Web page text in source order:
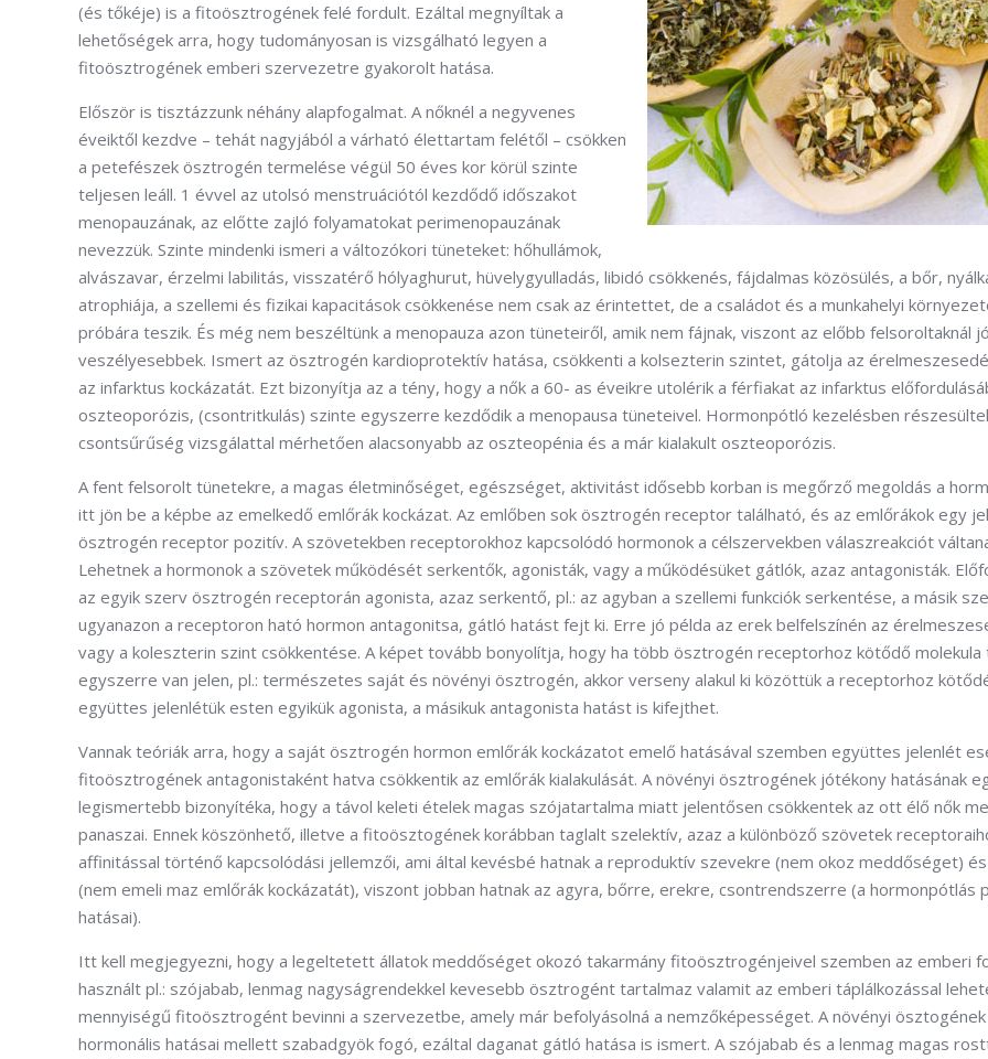
(és tőkéje) is a fitoösztrogének felé fordult. Ezáltal megnyíltak a
lehetőségek arra, hogy tudományosan is vizsgálható legyen a
fitoösztrogének emberi szervezetre gyakorolt hatása.
Először is tisztázzunk néhány alapfogalmat. A nőknél a negyvenes
éveiktől kezdve – tehát nagyjából a várható élettartam felétől – csökken
a petefészek ösztrogén termelése végül 50 éves kor körül szinte
teljesen leáll. 1 évvel az utolsó menstruációtól kezdődő időszakot
menopauzának, az előtte zajló folyamatokat perimenopauzának
nevezzük. Szinte mindenki ismeri a változókori tüneteket: hőhullámok,
alvászavar, érzelmi labilitás, visszatérő hólyaghurut, hüvelygyulladás, libidó csökkenés, fájdalmas közösülés, a bőr,
atrophiája, a szellemi és fizikai kapacitások csökkenése nem csak az érintettet, de a családot és a munkahelyi
próbára teszik. És még nem beszéltünk a menopauza azon tüneteiről, amik nem fájnak, viszont az előbb felsoroltaknál
veszélyesebbek. Ismert az ösztrogén kardioprotektív hatása, csökkenti a kolsezterin szintet, gátolja az
az infarktus kockázatát. Ezt bizonyítja az a tény, hogy a nők a 60- as éveikre utolérik a férfiakat az infarktus
oszteoporózis, (csontritkulás) szinte egyszerre kezdődik a menopausa tüneteivel. Hormonpótló kezelésben
csontsűrűség vizsgálattal mérhetően alacsonyabb az oszteopénia és a már kialakult oszteoporózis.
A fent felsorolt tünetekre, a magas életminőséget, egészséget, aktivitást idősebb korban is megőrző megoldás a
itt jön be a képbe az emelkedő emlőrák kockázat. Az emlőben sok ösztrogén receptor található, és az emlőrákok egy
ösztrogén receptor pozitív. A szövetekben receptorokhoz kapcsolódó hormonok a célszervekben válaszreakciót
Lehetnek a hormonok a szövetek működését serkentők, agonisták, vagy a működésüket gátlók, azaz antagonisták.
az egyik szerv ösztrogén receptorán agonista, azaz serkentő, pl.: az agyban a szellemi funkciók serkentése, a másik
ugyanazon a receptoron ható hormon antagonitsa, gátló hatást fejt ki. Erre jó példa az erek belfelszínén az
vagy a koleszterin szint csökkentése. A képet tovább bonyolítja, hogy ha több ösztrogén receptorhoz kötődő molekula
egyszerre van jelen, pl.: természetes saját és növényi ösztrogén, akkor verseny alakul ki közöttük a receptorhoz
együttes jelenlétük esten egyikük agonista, a másikuk antagonista hatást is kifejthet.
Vannak teóriák arra, hogy a saját ösztrogén hormon emlőrák kockázatot emelő hatásával szemben együttes jelenlét
fitoösztrogének antagonistaként hatva csökkentik az emlőrák kialakulását. A növényi ösztrogének jótékony hatásának
legismertebb bizonyítéka, hogy a távol keleti ételek magas szójatartalma miatt jelentősen csökkentek az ott élő nők
panaszai. Ennek köszönhető, illetve a fitoösztogének korábban taglalt szelektív, azaz a különböző szövetek
affinitással történő kapcsolódási jellemzői, ami által kevésbé hatnak a reproduktív szevekre (nem okoz meddőséget)
(nem emeli maz emlőrák kockázatát), viszont jobban hatnak az agyra, bőrre, erekre, csontrendszerre (a hormonpótlás
hatásai).
Itt kell megjegyezni, hogy a legeltetett állatok meddőséget okozó takarmány fitoösztrogénjeivel szemben az emberi
használt pl.: szójabab, lenmag nagyságrendekkel kevesebb ösztrogént tartalmaz valamit az emberi táplálkozással
mennyiségű fitoösztrogént bevinni a szervezetbe, amely már befolyásolná a nemzőképességet. A növényi
hormonális hatásai mellett szabadgyök fogó, ezáltal daganat gátló hatása is ismert. A szójabab és a lenmag magas